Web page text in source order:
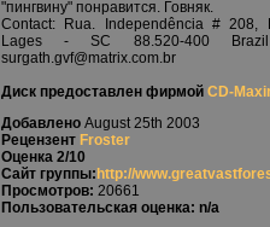
"пингвину" понравится. Говняк.
Contact: Rua. Independência # 208,
Lages - SC 88.520-400
surgath.gvf@matrix.com.br
Диск предоставлен фирмой CD-
Добавлено August 25th 2003
Рецензент Froster
Оценка 2/10
Сайт группы: http://
Просмотров: 20661
Пользовательская оценка: n/a